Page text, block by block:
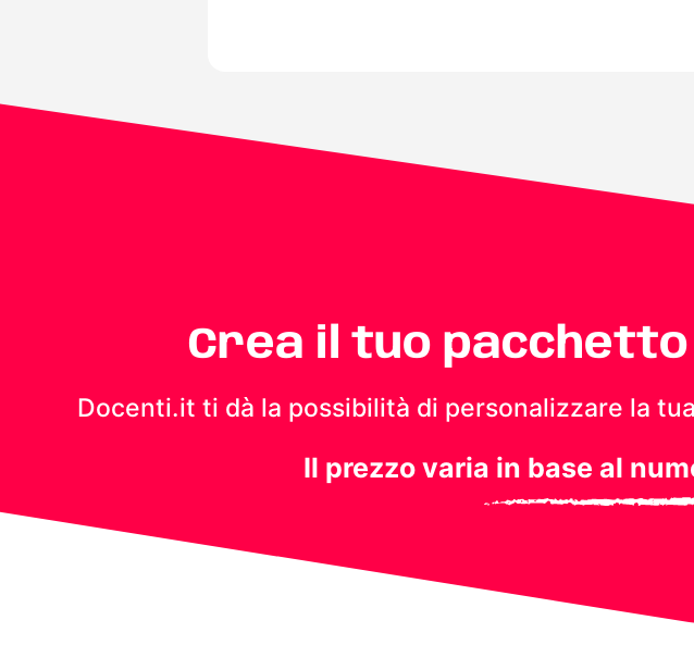
Crea il tuo
Docenti.it ti dà la possibilità di personalizzare la
Il prezzo varia in base al